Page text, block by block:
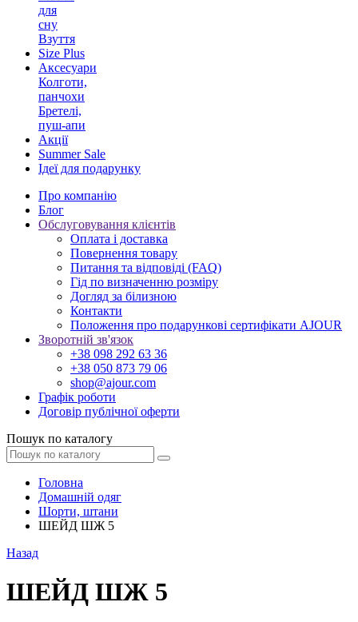
для
сну
Взуття
Size Plus
Аксесуари
Колготи,
панчохи
Бретелі,
пуш-апи
Акції
Summer Sale
Ідеї для подарунку
Про компанію
Блог
Обслуговування клієнтів
Оплата і доставка
Повернення товару
Питання та відповіді (FAQ)
Гід по визначенню розміру
Догляд за білизною
Контакти
Положення про подарункові сертифікати AJOUR
Зворотній зв'язок
+38 098 292 63 36
+38 050 873 79 06
shop@ajour.com
Графік роботи
Договір публічної оферти
Пошук по каталогу
Головна
Домашній одяг
Шорти, штани
ШЕЙД ШЖ 5
Назад
ШЕЙД ШЖ 5